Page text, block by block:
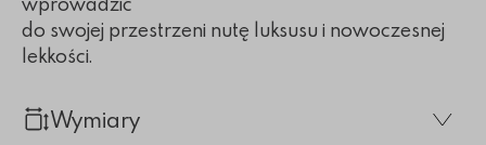
do swojej przestrzeni nutę luksusu i nowoczesnej
lekkości.
Wymiary